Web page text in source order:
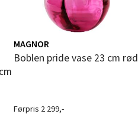
MAGNOR
Boblen pride vase 23 cm rød
Førpris 2 299,-